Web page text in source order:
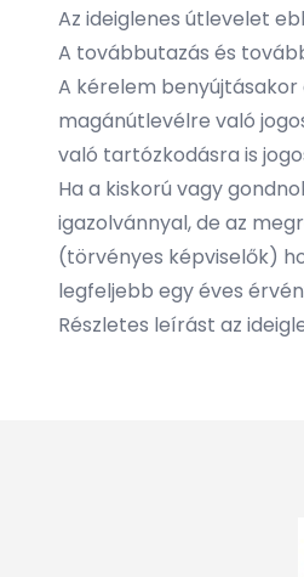
Az ideiglenes útlevelet
A továbbutazás és
A kérelem
magánútlevélre való
való tartózkodásra is
Ha a kiskorú vagy
igazolvánnyal, de az
(törvényes képviselők)
legfeljebb egy éves
Részletes leírást az